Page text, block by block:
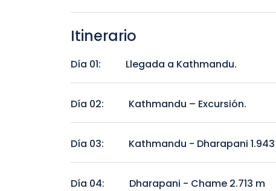
Itinerario
Día 01: Llegada a Kathmandu.
Día 02: Kathmandu – Excursión.
Día 03: Kathmandu - Dharapani
Día 04: Dharapani - Chame 2.713 m